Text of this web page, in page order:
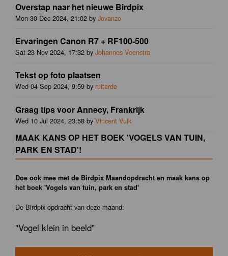
Overstap naar het nieuwe Birdpix
Mon 30 Dec 2024, 21:02 by Jovanzo
Ervaringen Canon R7 + RF100-500
Sat 23 Nov 2024, 17:32 by Johannes Veenstra
Tekst op foto plaatsen
Wed 04 Sep 2024, 9:59 by ruiterde
Graag tips voor Annecy, Frankrijk
Wed 10 Jul 2024, 23:58 by Vincent Vuik
MAAK KANS OP HET BOEK 'VOGELS VAN TUIN,
PARK EN STAD'!
Doe ook mee met de Birdpix Maandopdracht en maak kans op
het boek 'Vogels van tuin, park en stad'
De Birdpix opdracht van deze maand:
"Vogel klein in beeld"